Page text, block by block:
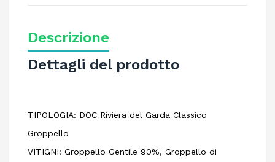
Descrizione
Dettagli del prodotto
TIPOLOGIA: DOC Riviera del Garda Classico
Groppello
VITIGNI: Groppello Gentile 90%, Groppello di